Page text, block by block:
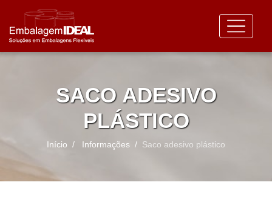
SACO ADESIVO
PLÁSTICO
Início Informações Saco adesivo plástico